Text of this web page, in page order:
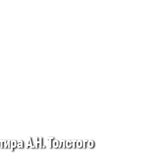
А.Н. Толстого